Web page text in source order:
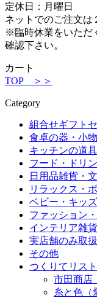
定休日：月曜日
ネットでのご注文は
※臨時休業をいただ
確認下さい。
カート
TOP ＞＞
Category
組合せギフト
食卓の器・小物
キッチンの道具
フード・ドリ
日用品雑貨・
リラックス・
ベビー・キッズ
ファッション
インテリア雑
実店舗のみ取
その他
つくりてリスト
市田商店
糸と色（